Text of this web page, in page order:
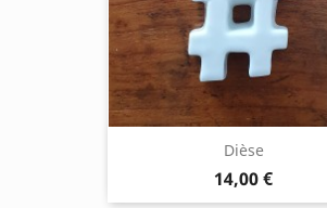
Dièse
14,00 €